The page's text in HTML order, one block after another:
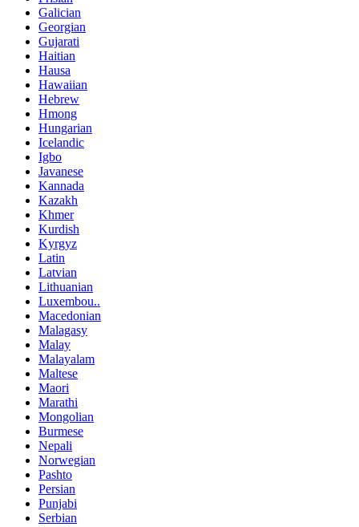
Galician
Georgian
Gujarati
Haitian
Hausa
Hawaiian
Hebrew
Hmong
Hungarian
Icelandic
Igbo
Javanese
Kannada
Kazakh
Khmer
Kurdish
Kyrgyz
Latin
Latvian
Lithuanian
Luxembou..
Macedonian
Malagasy
Malay
Malayalam
Maltese
Maori
Marathi
Mongolian
Burmese
Nepali
Norwegian
Pashto
Persian
Punjabi
Serbian